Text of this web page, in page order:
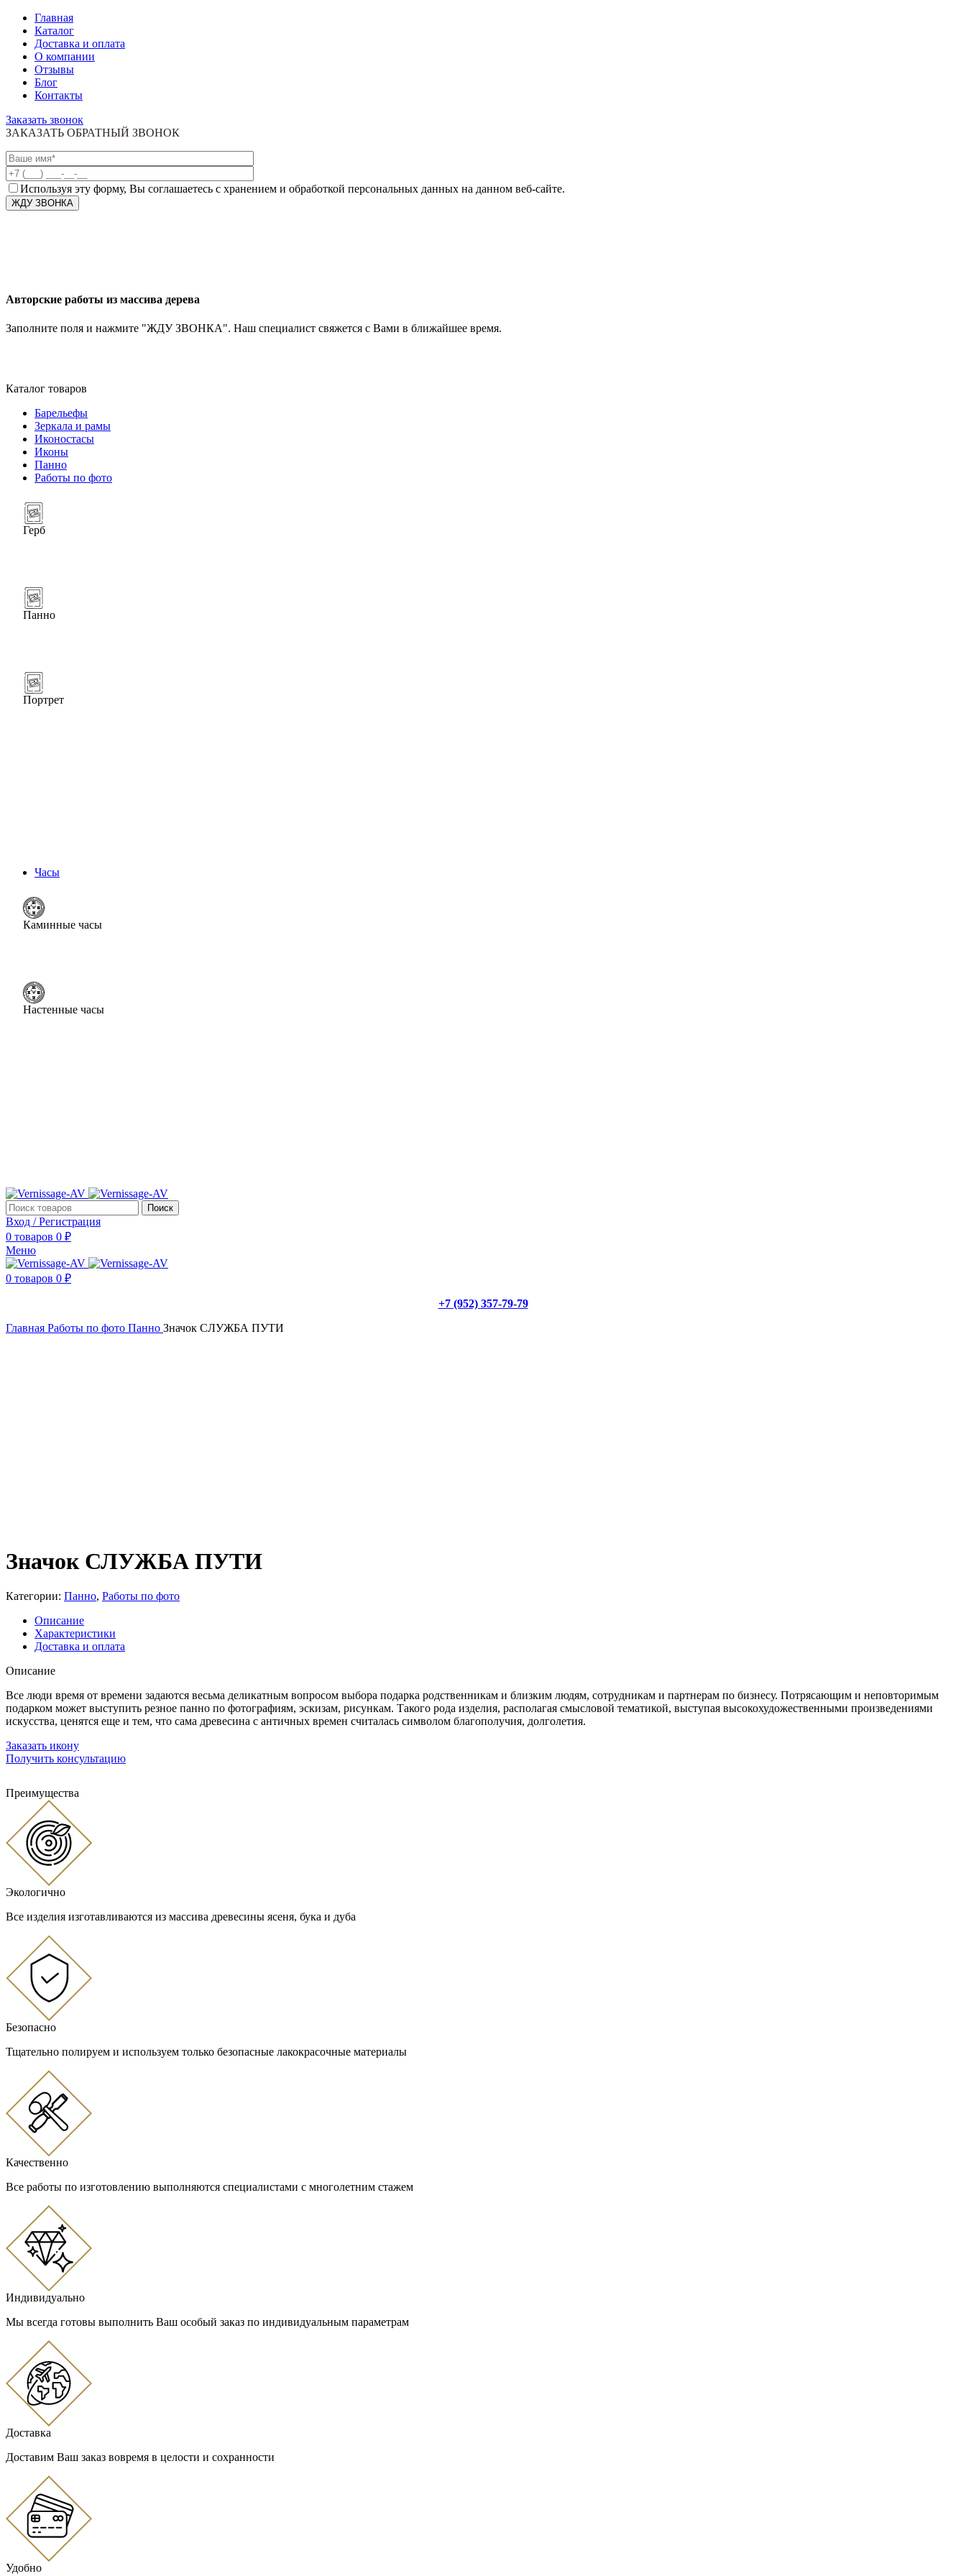
Главная
Каталог
Доставка и оплата
О компании
Отзывы
Блог
Контакты
Заказать звонок
ЗАКАЗАТЬ ОБРАТНЫЙ ЗВОНОК
Используя эту форму, Вы соглашаетесь с хранением и обработкой персональных данных на данном веб-сайте.
Авторские работы из массива дерева
Заполните поля и нажмите "ЖДУ ЗВОНКА". Наш специалист свяжется с Вами в ближайшее время.
Каталог товаров
Барельефы
Зеркала и рамы
Иконостасы
Иконы
Панно
Работы по фото
Герб
Панно
Портрет
Часы
Каминные часы
Настенные часы
Поиск
Вход / Регистрация
0 товаров 0 ₽
Меню
0 товаров 0 ₽
+7 (952) 357-79-79
Главная Работы по фото Панно Значок СЛУЖБА ПУТИ
Значок СЛУЖБА ПУТИ
Категории: Панно, Работы по фото
Описание
Характеристики
Доставка и оплата
Описание
Все люди время от времени задаются весьма деликатным вопросом выбора подарка родственникам и близким людям, сотрудникам и партнерам по бизнесу. Потрясающим и неповторимым
подарком может выступить резное панно по фотографиям, эскизам, рисункам. Такого рода изделия, располагая смысловой тематикой, выступая высокохудожественными произведениями
искусства, ценятся еще и тем, что сама древесина с античных времен считалась символом благополучия, долголетия.
Заказать икону
Получить консультацию
Преимущества
Экологично
Все изделия изготавливаются из массива древесины ясеня, бука и дуба
Безопасно
Тщательно полируем и используем только безопасные лакокрасочные материалы
Качественно
Все работы по изготовлению выполняются специалистами с многолетним стажем
Индивидуально
Мы всегда готовы выполнить Ваш особый заказ по индивидуальным параметрам
Доставка
Доставим Ваш заказ вовремя в целости и сохранности
Удобно